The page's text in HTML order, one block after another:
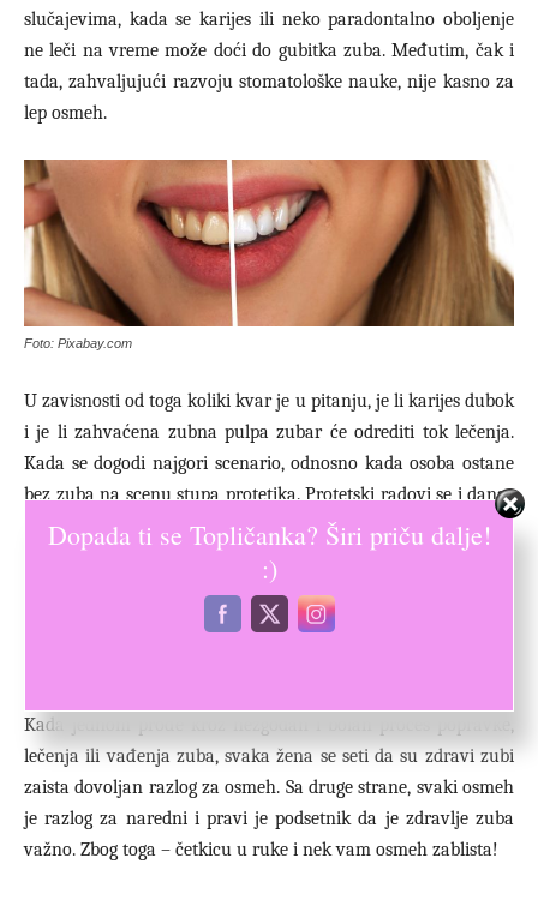
slučajevima, kada se karijes ili neko paradontalno oboljenje
ne leči na vreme može doći do gubitka zuba. Međutim, čak i
tada, zahvaljujući razvoju stomatološke nauke, nije kasno za
lep osmeh.
Foto: Pixabay.com
U zavisnosti od toga koliki kvar je u pitanju, je li karijes dubok
i je li zahvaćena zubna pulpa zubar će odrediti tok lečenja.
Kada se dogodi najgori scenario, odnosno kada osoba ostane
bez zuba na scenu stupa protetika. Protetski radovi se i danas
smatraju estetskim rešenjem problema, međutim postavljanje
bezmetalne krunice
, metalokeramičke krunice ili pak mosta
pre svega ima značaj za oralno zdravlje.
Kada jednom prođe kroz nezgodan i bolan proces popravke,
lečenja ili vađenja zuba, svaka žena se seti da su zdravi zubi
zaista dovoljan razlog za osmeh. Sa druge strane, svaki osmeh
je razlog za naredni i pravi je podsetnik da je zdravlje zuba
važno. Zbog toga – četkicu u ruke i nek vam osmeh zablista!
Dopada ti se Topličanka? Širi priču dalje!
:)